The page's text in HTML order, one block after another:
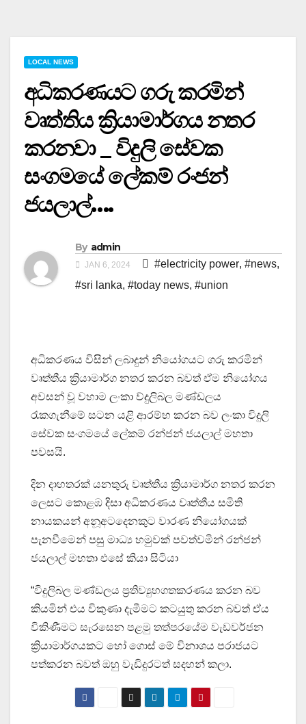
LOCAL NEWS
අධිකරණයට ගරු කරමින්
වෘත්තිය ක්‍රියාමාර්ගය නතර
කරනවා _ විදුලි සේවක
සංගමයේ ලේකම් රංජන්
ජයලාල්….
By admin
JAN 6, 2024 #electricity power, #news,
#sri lanka, #today news, #union
අධිකරණය විසින් ලබාදුන් නියෝගයට ගරු කරමින්
වෘත්තීය ක්‍රියාමාර්ග නතර කරන බවත් ඒම නියෝගය
අවසන් වූ වහාම ලංකා ව්දුලිබල මණ්ඩලය
රැකගැනීමේ සටන යළි ආරම්භ කරන බව ලංකා විදුලි
සේවක සංගමයේ ලේකම් රන්ජන් ජයලාල් මහතා
පවසයි.
දින දාහතරක් යනතුරු වෘත්තීය ක්‍රියාමාර්ග නතර කරන
ලෙසට කොළඹ දිසා අධිකරණය වෘත්තීය සමිති
නායකයන් අනූඅටදෙනකුට වාරණ නියෝගයක්
පැනවීමෙන් පසු මාධ්‍ය හමුවක් පවත්වමින් රන්ජන්
ජයලාල් මහතා එසේ කියා සිටියා
“විදුලිබල මණ්ඩලය ප්‍රතිව්‍යුහගතකරණය කරන බව
කියමින් එය විකුණා දැමීමට කටයුතු කරන බවත් ඒය
විකිණීමට සැරසෙන පළමු තත්පරයේම වැඩවර්ජන
ක්‍රියාමාර්ගයකට හෝ ගොස් මේ විනාශය පරාජයට
පත්කරන බවත් ඔහු වැඩිදුරටත් සදහන් කලා.